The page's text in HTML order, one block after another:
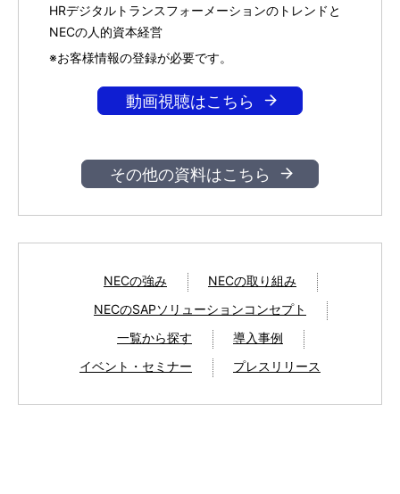
※お客様情報の登録が必要です。
動画視聴はこちら
HRデジタルトランスフォーメーションのトレンドと
NECの人的資本経営
その他の資料はこちら
NECの強み
NECの取り組み
NECのSAPソリューションコンセプト
一覧から探す
導入事例
イベント・セミナー
プレスリリース